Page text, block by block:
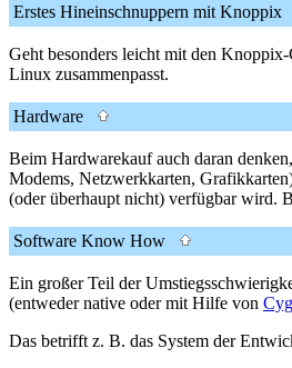
Erstes Hineinschnuppern mit Knoppix
Geht besonders leicht mit den
Linux zusammenpasst.
Hardware
Beim Hardwarekauf auch daran
Modems, Netzwerkkarten,
(oder überhaupt nicht) verfügbar wird.
Software Know How
Ein großer Teil der
(entweder native oder mit Hilfe von
Das betrifft z. B. das System der